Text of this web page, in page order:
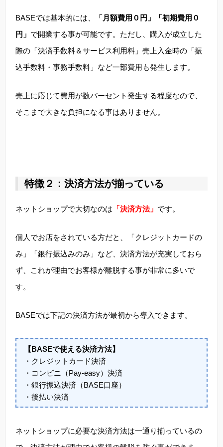
BASEでは基本的には、
「月額費用０円」「初期費用０
円」 で開業する事が可能です。ただし、購入が成立した
際の「決済手数料＆サービス利用料」売上入金時の「振
込手数料・事務手数料」など一部費用も発生します。
売上に応じて費用が数パーセント発生する程度なので、
そこまで大きな負担になる事はありません。
特徴２：決済方法が揃っている
ネットショップで大切なのは 「決済方法」 です。
個人でお店をされている方だと、「クレジットカードの
み」「銀行振込みのみ」など、決済方法が充実しておら
ず、これが理由でお客様が離脱する事が非常に多いで
す。
BASEでは下記の決済方法が最初から導入できます。
【BASEで使える決済方法】
・クレジットカード決済
・コンビニ（Pay-easy）決済
・銀行振込決済（BASE口座）
・後払い決済
ネットショップに必要な決済方法は一通り揃っているの